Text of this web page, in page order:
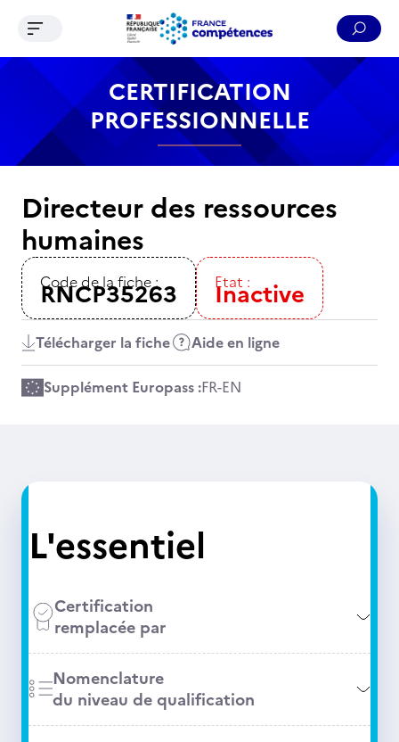
Contenu Recherche Menu Pied de page
Ouvrir le menu de navigation
CERTIFICATION
PROFESSIONNELLE
Directeur des ressources
humaines
Code de la fiche :
RNCP35263 Etat :
Inactive
Télécharger la fiche Aide en ligne
Supplément Europass :FR-EN
L'essentiel
Certification
remplacée par
Nomenclature
du niveau de qualification